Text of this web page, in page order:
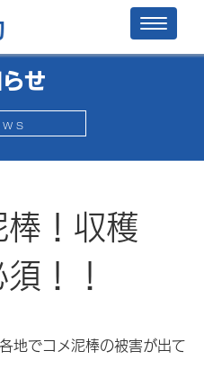
せ
！収穫
！！
地でコメ泥棒の被害が出て